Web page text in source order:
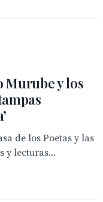
Murube y los
de los Poetas y las
y lecturas...